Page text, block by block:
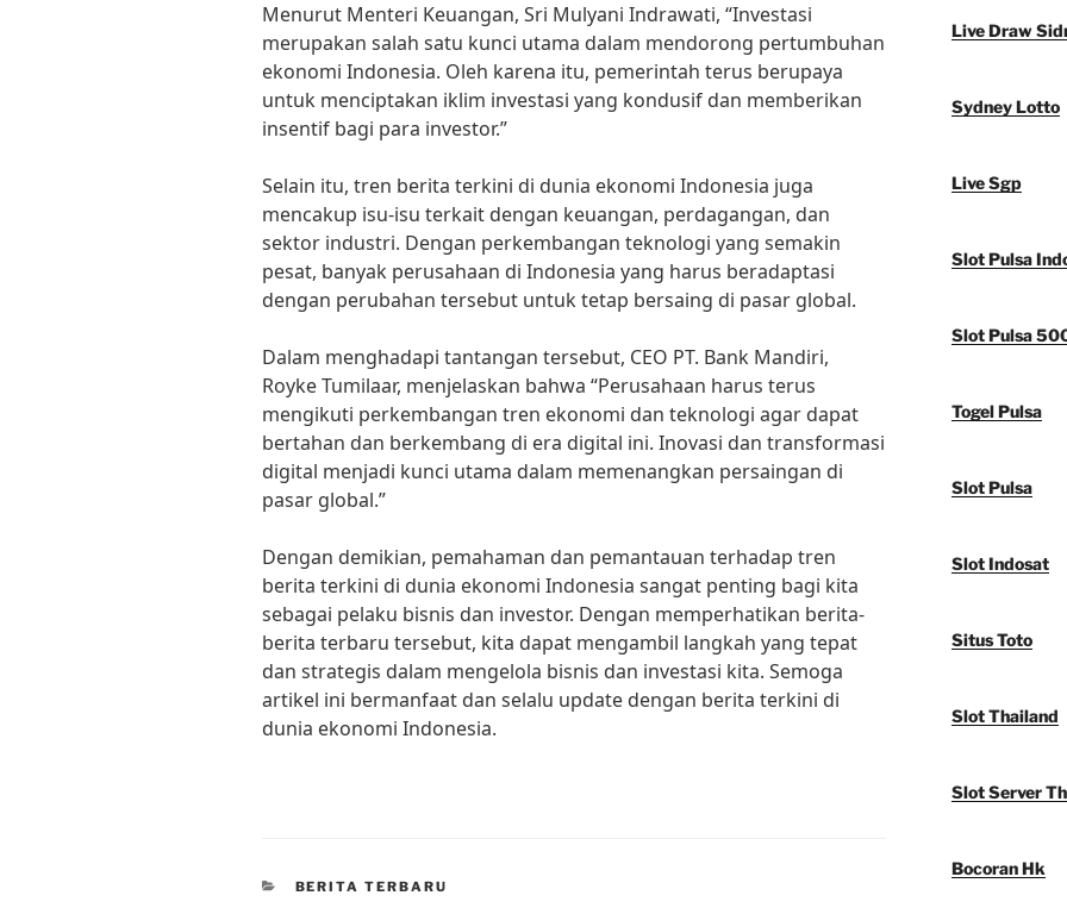
Menurut Menteri Keuangan, Sri Mulyani Indrawati, “Investasi
merupakan salah satu kunci utama dalam mendorong pertumbuhan
ekonomi Indonesia. Oleh karena itu, pemerintah terus berupaya
untuk menciptakan iklim investasi yang kondusif dan memberikan
insentif bagi para investor.”
Selain itu, tren berita terkini di dunia ekonomi Indonesia juga
mencakup isu-isu terkait dengan keuangan, perdagangan, dan
sektor industri. Dengan perkembangan teknologi yang semakin
pesat, banyak perusahaan di Indonesia yang harus beradaptasi
dengan perubahan tersebut untuk tetap bersaing di pasar global.
Dalam menghadapi tantangan tersebut, CEO PT. Bank Mandiri,
Royke Tumilaar, menjelaskan bahwa “Perusahaan harus terus
mengikuti perkembangan tren ekonomi dan teknologi agar dapat
bertahan dan berkembang di era digital ini. Inovasi dan transformasi
digital menjadi kunci utama dalam memenangkan persaingan di
pasar global.”
Dengan demikian, pemahaman dan pemantauan terhadap tren
berita terkini di dunia ekonomi Indonesia sangat penting bagi kita
sebagai pelaku bisnis dan investor. Dengan memperhatikan berita-
berita terbaru tersebut, kita dapat mengambil langkah yang tepat
dan strategis dalam mengelola bisnis dan investasi kita. Semoga
artikel ini bermanfaat dan selalu update dengan berita terkini di
dunia ekonomi Indonesia.
CATEGORIES
BERITA TERBARU
Live Draw
Sydney Lotto
Live Sgp
Slot Pulsa
Slot Pulsa
Togel Pulsa
Slot Pulsa
Slot Indosat
Situs Toto
Slot Thailand
Slot Server
Bocoran Hk